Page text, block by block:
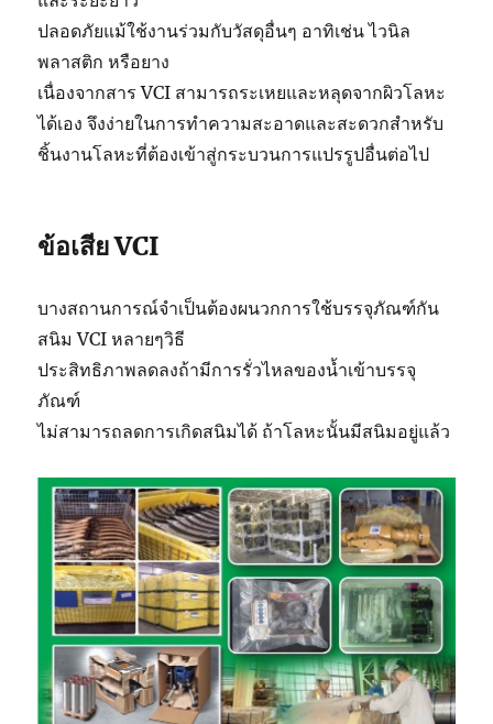
ปลอดภัยแม้ใช้งานร่วมกับวัสดุอื่นๆ อาทิเช่น ไวนิล
พลาสติก หรือยาง
เนื่องจากสาร VCI สามารถระเหยและหลุดจากผิวโลหะ
ได้เอง จึงง่ายในการทำความสะอาดและสะดวกสำหรับ
ชิ้นงานโลหะที่ต้องเข้าสู่กระบวนการแปรรูปอื่นต่อไป
ข้อเสีย VCI
บางสถานการณ์จำเป็นต้องผนวกการใช้บรรจุภัณฑ์กัน
สนิม VCI หลายๆวิธี
ประสิทธิภาพลดลงถ้ามีการรั่วไหลของน้ำเข้าบรรจุ
ภัณฑ์
ไม่สามารถลดการเกิดสนิมได้ ถ้าโลหะนั้นมีสนิมอยู่แล้ว